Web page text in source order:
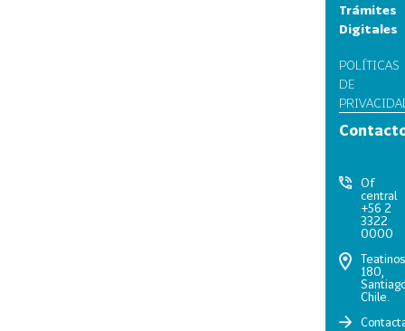
Trámites
Digitales
POLÍTICAS
DE
Of
central
+56 2
3322
0000
Teatinos
180,
Chile.